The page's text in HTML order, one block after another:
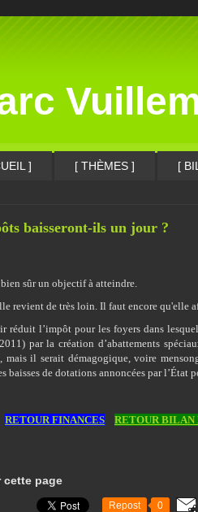
] [ THÈMES ] [
baisseront-ils un jour ?
sûr un objectif à atteindre.
revient de très loin. Il faut encore qu'elle
réduit l’impôt pour les foyers dans
par la création d’abattements
mais il serait démagogique, voire
baisses de dotations annoncées par l’État
RETOUR FINANCES RETOUR BILAN
cette page
Repost 0